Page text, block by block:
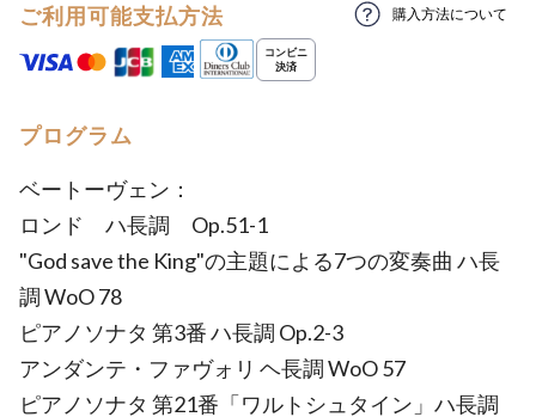
ご利用可能支払方法 購入方法について
プログラム
ベートーヴェン：
​ロンド ハ長調 Op.51-1
​"God save the King"の主題による7つの変奏曲 ハ長
調 WoO 78
ピアノソナタ 第3番 ハ長調 Op.2-3
アンダンテ・ファヴォリ ヘ長調 WoO 57
ピアノソナタ 第21番「ワルトシュタイン」ハ長調